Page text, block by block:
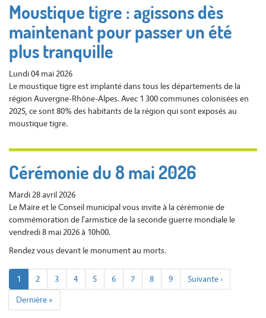
Moustique tigre : agissons dès
maintenant pour passer un été
plus tranquille
Lundi 04 mai 2026
Le moustique tigre est implanté dans tous les départements de la
région Auvergne-Rhône-Alpes. Avec 1 300 communes colonisées en
2025, ce sont 80% des habitants de la région qui sont exposés au
moustique tigre.
Cérémonie du 8 mai 2026
Mardi 28 avril 2026
Le Maire et le Conseil municipal vous invite à la cérémonie de
commémoration de l'armistice de la seconde guerre mondiale le
vendredi 8 mai 2026 à 10h00.
Rendez vous devant le monument au morts.
Pagination
Page
courante
1 Page
2 Page
3 Page
4 Page
5 Page
6 Page
7 Page
8 Page
9
Page
suivante
Suivante ›
Dernière
page
Dernière »